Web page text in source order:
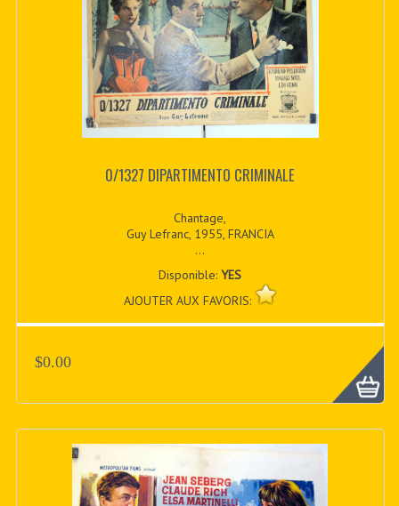
0/1327 DIPARTIMENTO CRIMINALE
Chantage,
Guy Lefranc, 1955, FRANCIA
...
Disponible:YES
AJOUTER AUX FAVORIS:
$0.00